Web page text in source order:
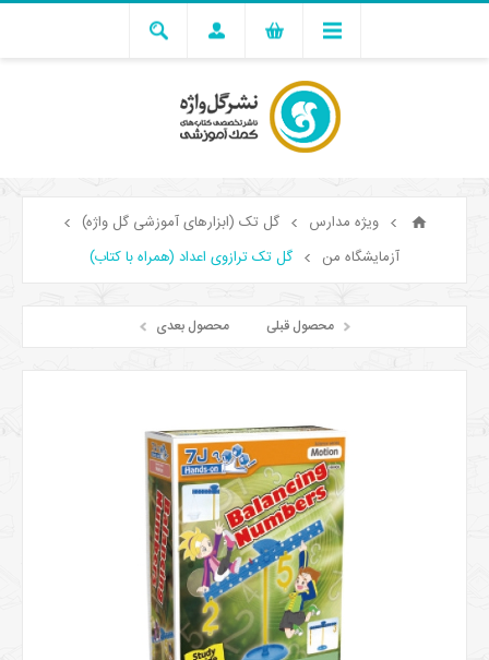
ویژه مدارس
گل تک (ابزارهای آموزشی گل واژه)
آزمایشگاه من
گل تک ترازوی اعداد (همراه با کتاب)
محصول قبلی محصول بعدی